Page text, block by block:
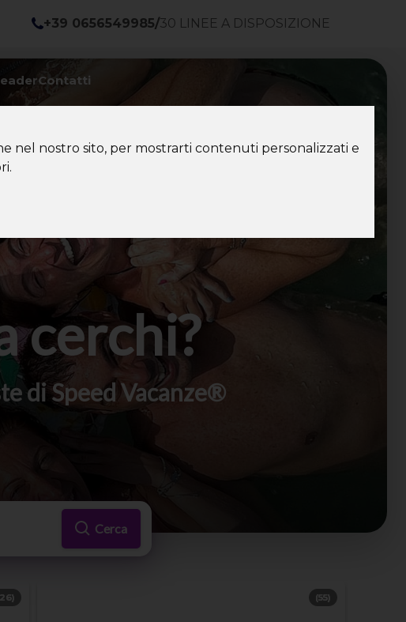
nel nostro sito, per mostrarti contenuti personalizzati e
+39 0656549985/30 LINEE A DISPOSIZIONE
Contatti
cerchi?
di Speed Vacanze®
Cerca
(55)